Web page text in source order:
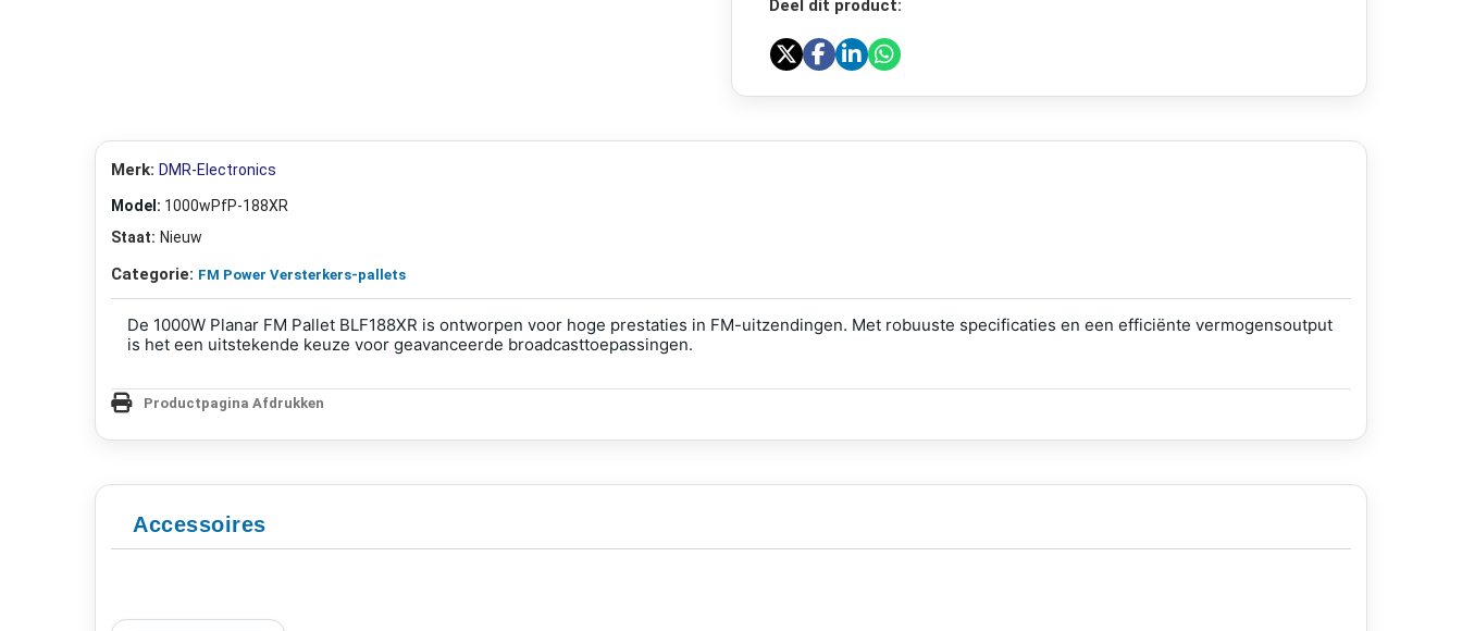
Deel dit product:
Merk: DMR-Electronics
Model: 1000wPfP-188XR
Staat: Nieuw
Categorie: FM Power Versterkers-pallets
De 1000W Planar FM Pallet BLF188XR is ontworpen voor hoge prestaties in FM-uitzendingen. Met robuuste specificaties en een efficiënte vermogensoutput
is het een uitstekende keuze voor geavanceerde broadcasttoepassingen.
Productpagina Afdrukken
Accessoires